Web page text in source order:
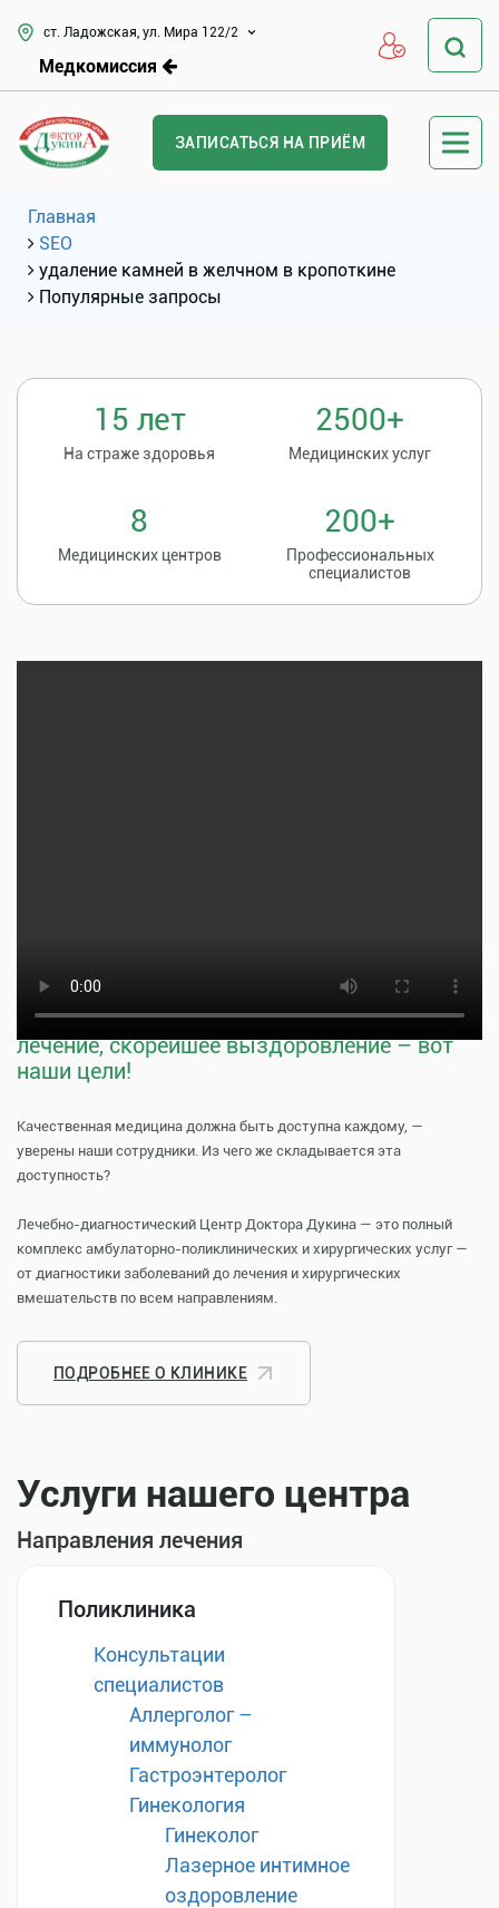
ст. Ладожская, ул. Мира 122/2
Медкомиссия
ЗАПИСАТЬСЯ НА ПРИЁМ
Главная
SEO
удаление камней в желчном в кропоткине
Популярные запросы
15 лет
На страже здоровья
2500+
Медицинских услуг
8
Медицинских центров
200+
Профессиональных
специалистов
Тщательная профилактика, качественное
лечение, скорейшее выздоровление – вот
наши цели!
Качественная медицина должна быть доступна каждому, —
уверены наши сотрудники. Из чего же складывается эта
доступность?
Лечебно-диагностический Центр Доктора Дукина — это полный
комплекс амбулаторно-поликлинических и хирургических услуг —
от диагностики заболеваний до лечения и хирургических
вмешательств по всем направлениям.
ПОДРОБНЕЕ О КЛИНИКЕ
Услуги нашего центра
Направления лечения
Поликлиника
Консультации
специалистов
Аллерголог –
иммунолог
Гастроэнтеролог
Гинекология
Гинеколог
Лазерное интимное
оздоровление